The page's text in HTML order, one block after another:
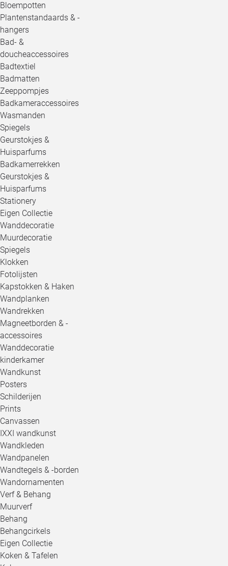
Bloempotten
Plantenstandaards & -
hangers
Bad- &
doucheaccessoires
Badtextiel
Badmatten
Zeeppompjes
Badkameraccessoires
Wasmanden
Spiegels
Geurstokjes &
Huisparfums
Badkamerrekken
Geurstokjes &
Huisparfums
Stationery
Eigen Collectie
Wanddecoratie
Muurdecoratie
Spiegels
Klokken
Fotolijsten
Kapstokken & Haken
Wandplanken
Wandrekken
Magneetborden & -
accessoires
Wanddecoratie
kinderkamer
Wandkunst
Posters
Schilderijen
Prints
Canvassen
IXXI wandkunst
Wandkleden
Wandpanelen
Wandtegels & -borden
Wandornamenten
Verf & Behang
Muurverf
Behang
Behangcirkels
Eigen Collectie
Koken & Tafelen